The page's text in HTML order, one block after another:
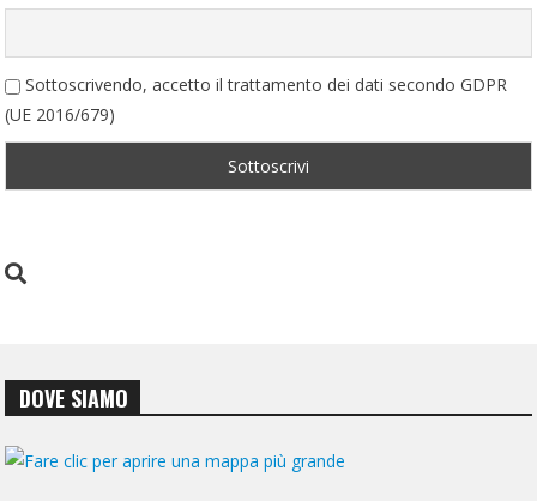
Sottoscrivendo, accetto il trattamento dei dati secondo GDPR
(UE 2016/679)
DOVE SIAMO